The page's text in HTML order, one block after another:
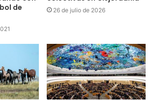
de
26 de julio de 2026